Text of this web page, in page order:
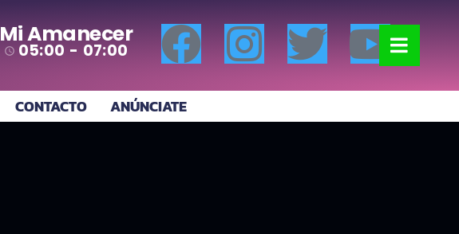
Mi Amanecer
access_time 05:00 - 07:00
CONTACTO ANÚNCIATE